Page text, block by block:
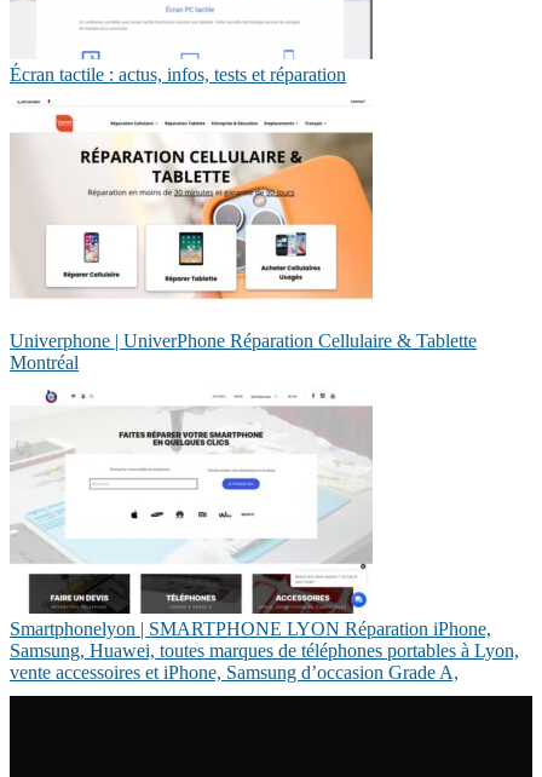
Écran tactile : actus, infos, tests et réparation
Univerphone | UniverPhone Réparation Cellulaire & Tablette
Montréal
Smartpho­nel­yon | SMARTPHONE LYON Réparation iPhone,
Samsung, Huawei, toutes marques de téléphones portables à Lyon,
vente accessoires et iPhone, Samsung d’occasion Grade A,